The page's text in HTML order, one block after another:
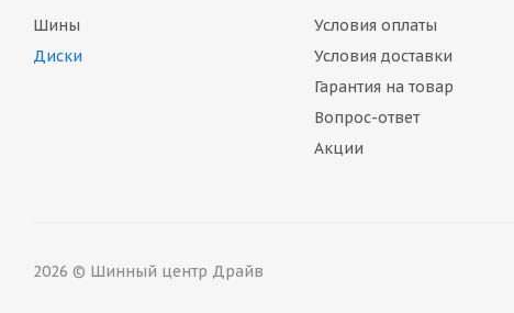
Шины
Диски
Условия оплаты
Условия доставки
Гарантия на товар
Вопрос-ответ
Акции
2026 © Шинный центр Драйв